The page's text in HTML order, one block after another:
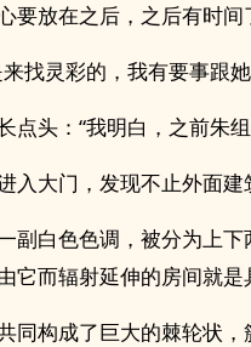
要放在之后，之后有时间
来找灵彩的，我有要事跟
点头：“我明白，之前朱
入大门，发现不止外面建
副白‎色­­色​调，被分为上
它而辐射延伸的房间就是
同构成了巨大的棘轮状